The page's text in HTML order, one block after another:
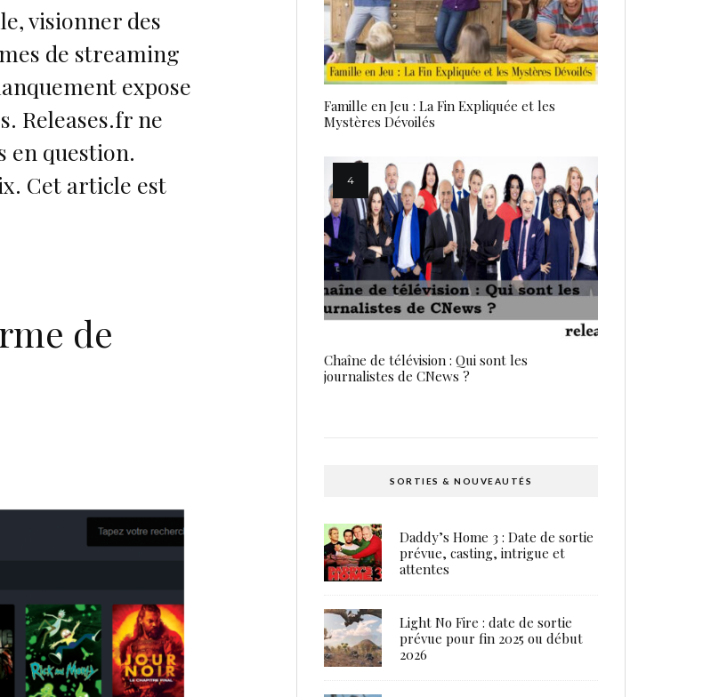
visionner des
de streaming
expose
Releases.fr ne
en question.
Cet article est
de
Famille en Jeu : La Fin Expliquée et les
Mystères Dévoilés
Chaîne de télévision : Qui sont les
journalistes de CNews ?
SORTIES & NOUVEAUTÉS
Daddy’s Home 3 : Date de sortie
prévue, casting, intrigue et
attentes
Light No Fire : date de sortie
prévue pour fin 2025 ou début
2026